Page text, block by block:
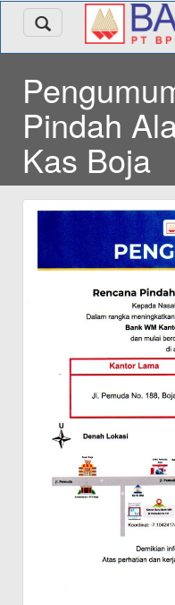
Pindah
Kas Boja